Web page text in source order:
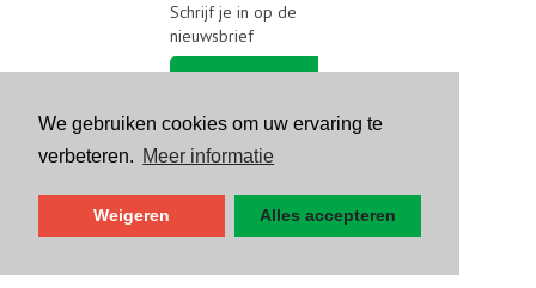
We gebruiken cookies om uw ervaring te
verbeteren. Meer informatie
Weigeren Alles accepteren
Schrijf je in op de
nieuwsbrief
Volg ons op sociale media